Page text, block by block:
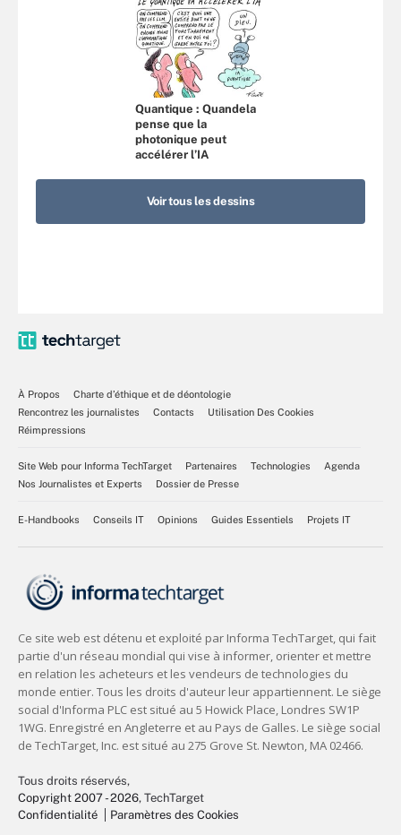
Quantique : Quandela
pense que la
photonique peut
accélérer l’IA
Voir tous les dessins
À Propos
Charte d’éthique et de déontologie
Rencontrez les journalistes
Contacts
Utilisation Des Cookies
Réimpressions
Site Web pour Informa TechTarget Partenaires Technologies
Agenda
Nos Journalistes et Experts
Dossier de Presse
E-Handbooks Conseils IT Opinions Guides Essentiels Projets IT
Tous droits réservés,
Copyright 2007 - 2026, TechTarget
Confidentialité
Paramètres des Cookies